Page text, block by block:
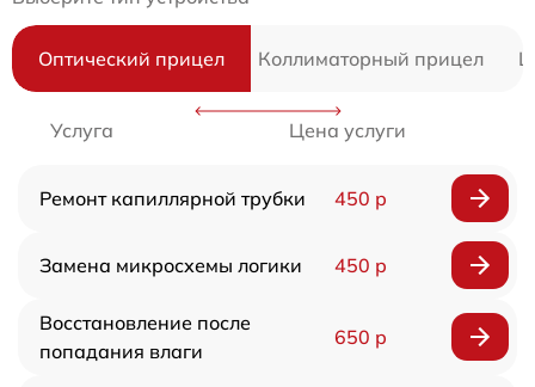
Оптический прицел Коллиматорный прицел
Услуга Цена услуги
Ремонт капиллярной трубки 450 р
Замена микросхемы логики 450 р
Восстановление после
попадания влаги
650 р